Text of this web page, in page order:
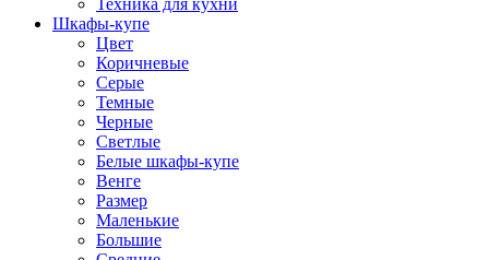
Техника для кухни
Шкафы-купе
Цвет
Коричневые
Серые
Темные
Черные
Светлые
Белые шкафы-купе
Венге
Размер
Маленькие
Большие